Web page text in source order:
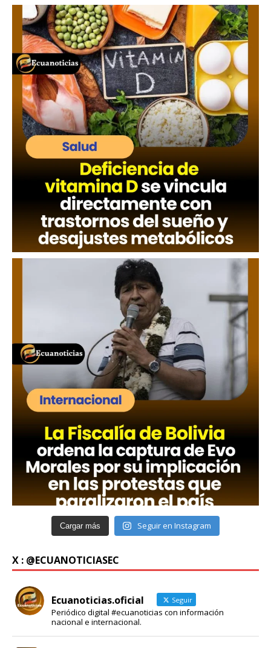
Cargar más Seguir en Instagram
X : @ECUANOTICIASEC
Ecuanoticias.oficial Seguir
Periódico digital #ecuanoticias con información
nacional e internacional.